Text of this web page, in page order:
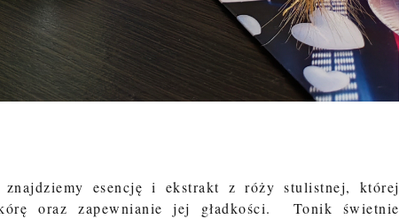
esencję i ekstrakt z róży stulistnej, której
oraz zapewnianie jej gładkości. Tonik świetnie